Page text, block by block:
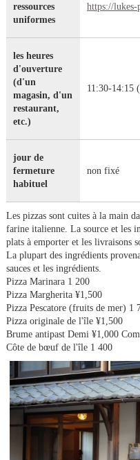
ressources
uniformes
https://
les heures
d'ouverture
(d'un
magasin, d'un
restaurant,
etc.)
11:30-14:15
jour de
fermeture
habituel
non fixé
Les pizzas sont cuites à la main
farine italienne. La source et les
plats à emporter et les livraisons
La plupart des ingrédients
sauces et les ingrédients.
Pizza Marinara 1 200
Pizza Margherita ¥1,500
Pizza Pescatore (fruits de mer) 1
Pizza originale de l'île ¥1,500
Brume antipast Demi ¥1,000
Côte de bœuf de l'île 1 400